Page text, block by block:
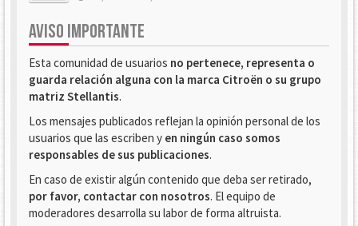
AVISO IMPORTANTE
Esta comunidad de usuarios no pertenece, representa o
guarda relación alguna con la marca Citroën o su grupo
matriz Stellantis.
Los mensajes publicados reflejan la opinión personal de los
usuarios que las escriben y en ningún caso somos
responsables de sus publicaciones.
En caso de existir algún contenido que deba ser retirado,
por favor, contactar con nosotros. El equipo de
moderadores desarrolla su labor de forma altruista.